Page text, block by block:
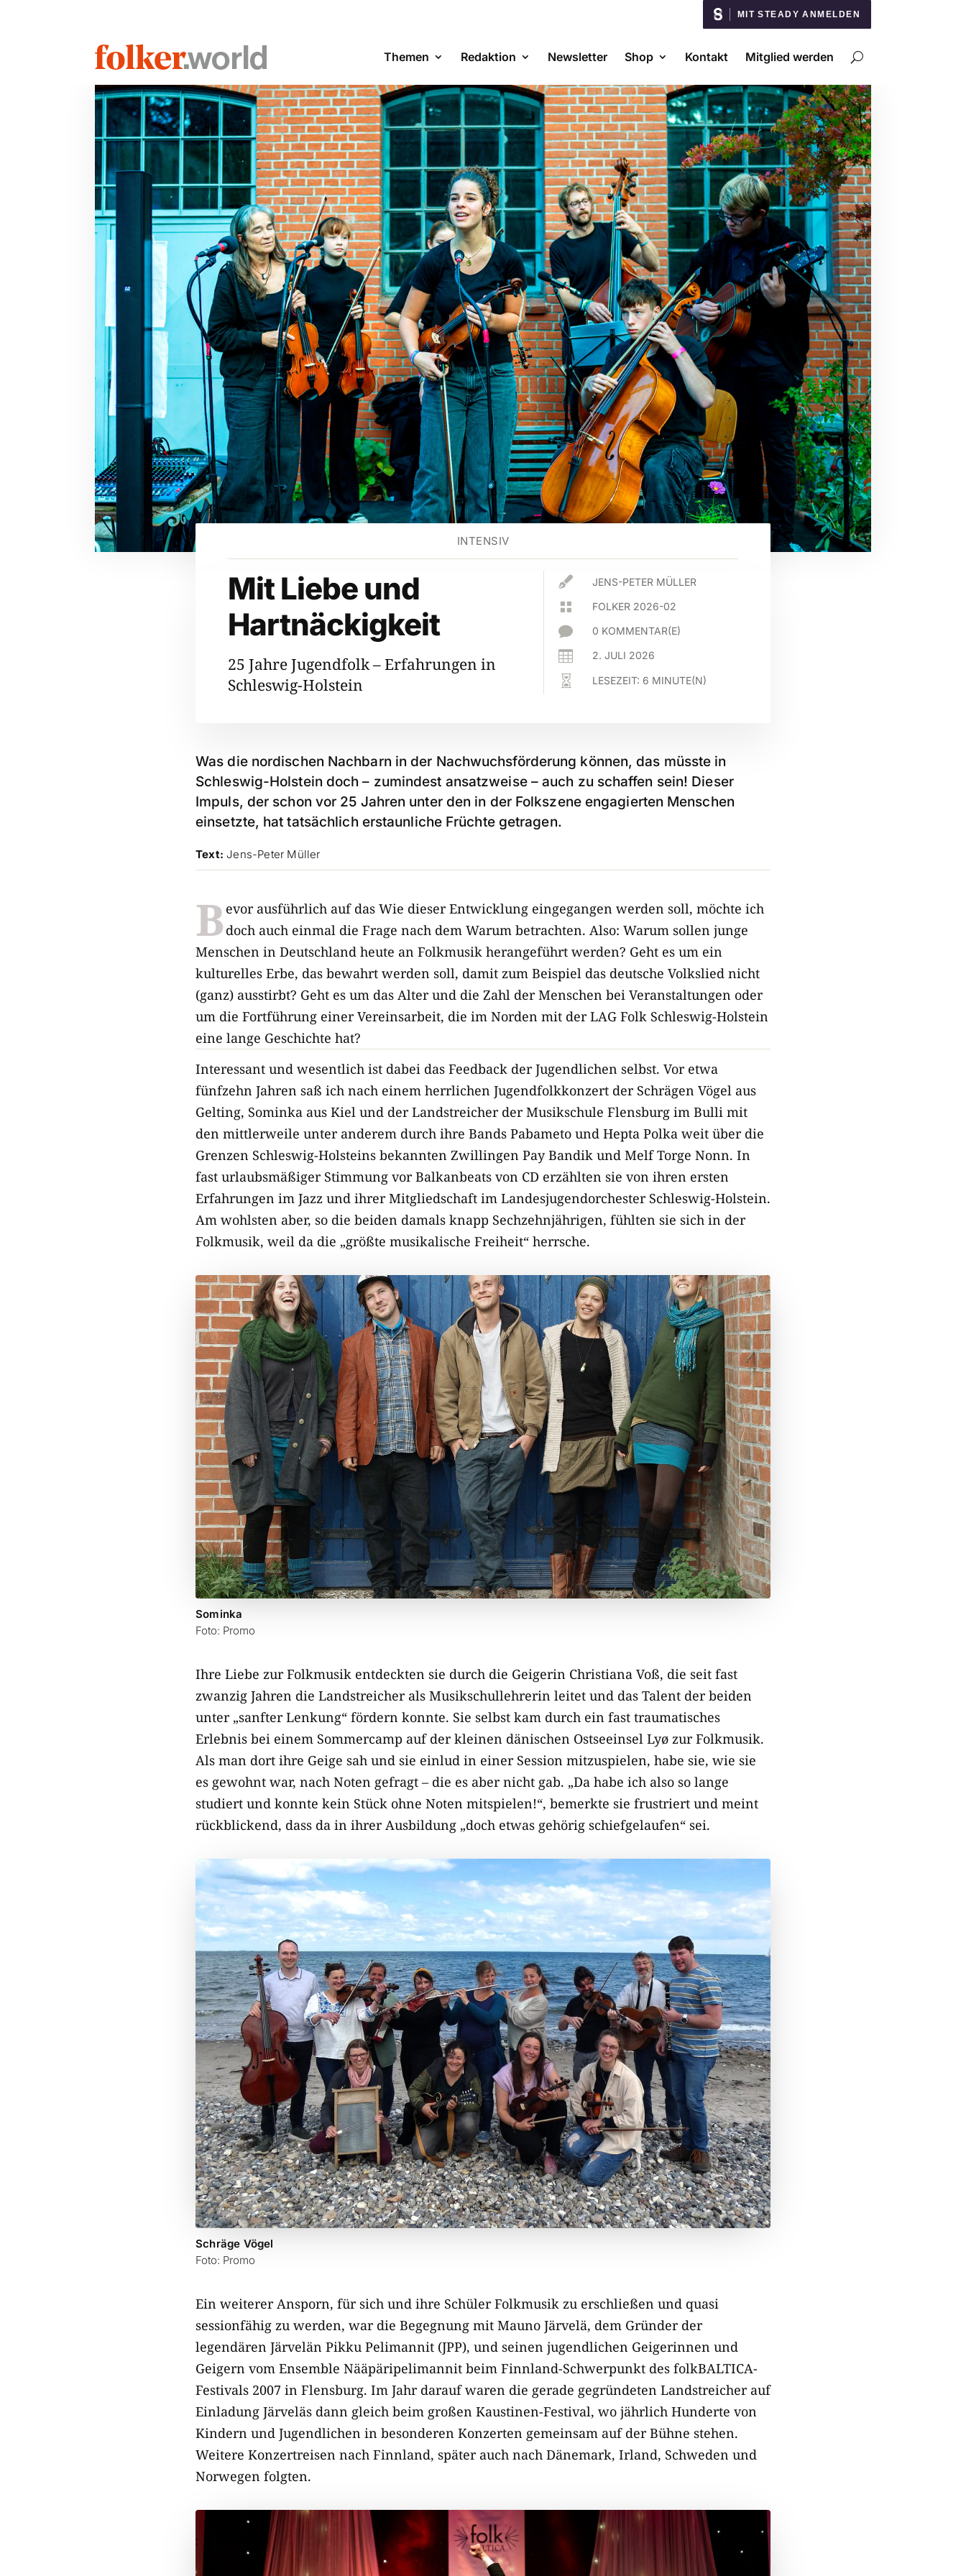
MIT STEADY ANMELDEN
Themen Redaktion Newsletter Shop Kontakt Mitglied werden
INTENSIV
Mit Liebe und
Hartnäckigkeit
25 Jahre Jugendfolk – Erfahrungen in
Schleswig-Holstein
 JENS-PETER MÜLLER
 FOLKER 2026-02
 0 KOMMENTAR(E)
 2. JULI 2026
 LESEZEIT: 6 MINUTE(N)
Was die nordischen Nachbarn in der Nachwuchsförderung können, das müsste in
Schleswig-Holstein doch – zumindest ansatzweise – auch zu schaffen sein! Dieser
Impuls, der schon vor 25 Jahren unter den in der Folkszene engagierten Menschen
einsetzte, hat tatsächlich erstaunliche Früchte getragen.
Text: Jens-Peter Müller
B evor ausführlich auf das Wie dieser Entwicklung eingegangen werden soll, möchte ich
doch auch einmal die Frage nach dem Warum betrachten. Also: Warum sollen junge
Menschen in Deutschland heute an Folkmusik herangeführt werden? Geht es um ein
kulturelles Erbe, das bewahrt werden soll, damit zum Beispiel das deutsche Volkslied nicht
(ganz) ausstirbt? Geht es um das Alter und die Zahl der Menschen bei Veranstaltungen oder
um die Fortführung einer Vereinsarbeit, die im Norden mit der LAG Folk Schleswig-Holstein
eine lange Geschichte hat?
Interessant und wesentlich ist dabei das Feedback der Jugendlichen selbst. Vor etwa
fünfzehn Jahren saß ich nach einem herrlichen Jugendfolkkonzert der Schrägen Vögel aus
Gelting, Sominka aus Kiel und der Landstreicher der Musikschule Flensburg im Bulli mit
den mittlerweile unter anderem durch ihre Bands Pabameto und Hepta Polka weit über die
Grenzen Schleswig-Holsteins bekannten Zwillingen Pay Bandik und Melf Torge Nonn. In
fast urlaubsmäßiger Stimmung vor Balkanbeats von CD erzählten sie von ihren ersten
Erfahrungen im Jazz und ihrer Mitgliedschaft im Landesjugendorchester Schleswig-Holstein.
Am wohlsten aber, so die beiden damals knapp Sechzehnjährigen, fühlten sie sich in der
Folkmusik, weil da die „größte musikalische Freiheit“ herrsche.
Sominka
Foto: Promo
Ihre Liebe zur Folkmusik entdeckten sie durch die Geigerin Christiana Voß, die seit fast
zwanzig Jahren die Landstreicher als Musikschullehrerin leitet und das Talent der beiden
unter „sanfter Lenkung“ fördern konnte. Sie selbst kam durch ein fast traumatisches
Erlebnis bei einem Sommercamp auf der kleinen dänischen Ostseeinsel Lyø zur Folkmusik.
Als man dort ihre Geige sah und sie einlud in einer Session mitzuspielen, habe sie, wie sie
es gewohnt war, nach Noten gefragt – die es aber nicht gab. „Da habe ich also so lange
studiert und konnte kein Stück ohne Noten mitspielen!“, bemerkte sie frustriert und meint
rückblickend, dass da in ihrer Ausbildung „doch etwas gehörig schiefgelaufen“ sei.
Schräge Vögel
Foto: Promo
Ein weiterer Ansporn, für sich und ihre Schüler Folkmusik zu erschließen und quasi
sessionfähig zu werden, war die Begegnung mit Mauno Järvelä, dem Gründer der
legendären Järvelän Pikku Pelimannit (JPP), und seinen jugendlichen Geigerinnen und
Geigern vom Ensemble Nääpäripelimannit beim Finnland-Schwerpunkt des folkBALTICA-
Festivals 2007 in Flensburg. Im Jahr darauf waren die gerade gegründeten Landstreicher auf
Einladung Järveläs dann gleich beim großen Kaustinen-Festival, wo jährlich Hunderte von
Kindern und Jugendlichen in besonderen Konzerten gemeinsam auf der Bühne stehen.
Weitere Konzertreisen nach Finnland, später auch nach Dänemark, Irland, Schweden und
Norwegen folgten.